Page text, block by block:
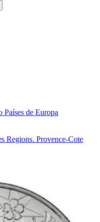
Países de Europa
Regions. Provence-Cote